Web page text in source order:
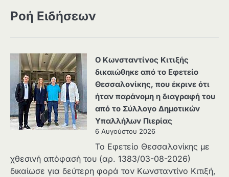
Ροή Ειδήσεων
Ο Κωνσταντίνος Κιτιξής
δικαιώθηκε από το Εφετείο
Θεσσαλονίκης, που έκρινε ότι
ήταν παράνομη η διαγραφή του
από το Σύλλογο Δημοτικών
Υπαλλήλων Πιερίας
6 Αυγούστου 2026
Το Εφετείο Θεσσαλονίκης με
χθεσινή απόφασή του (αρ. 1383/03-08-2026)
δικαίωσε για δεύτερη φορά τον Κωνσταντίνο Κιτιξή,